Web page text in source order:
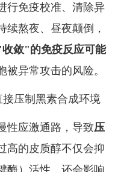
行免疫校准、清除异
续熬夜、昼夜颠倒，
敛"的免疫反应可能
被异常攻击的风险。
压制黑素合成环境
应激通路，导致压
高的皮质醇不仅会抑
酶）活性，还会影响